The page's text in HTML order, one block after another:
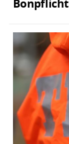
Bonpflicht